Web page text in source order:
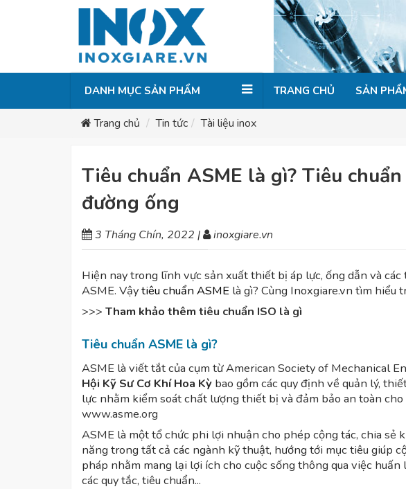
DANH MỤC SẢN PHẨM TRANG CHỦ SẢN
Trang chủ Tin tức Tài liệu inox
Tiêu chuẩn ASME là gì? Tiêu
đường ống
3 Tháng Chín, 2022 | inoxgiare.vn
Hiện nay trong lĩnh vực sản xuất thiết bị áp lực, ống dẫn và
ASME. Vậytiêu chuẩn ASME là gì? Cùng Inoxgiare.vn tìm hiểu
>>> Tham khảo thêm tiêu chuẩn ISO là gì
Tiêu chuẩn ASME là gì?
ASME là viết tắt của cụm từ American Society of Mechanical
Hội Kỹ Sư Cơ Khí Hoa Kỳ bao gồm các quy định về quản lý,
lực nhằm kiểm soát chất lượng thiết bị và đảm bảo an toàn
www.asme.org
ASME là một tổ chức phi lợi nhuận cho phép cộng tác, chia
năng trong tất cả các ngành kỹ thuật, hướng tới mục tiêu giúp
pháp nhằm mang lại lợi ích cho cuộc sống thông qua việc
các quy tắc, tiêu chuẩn...